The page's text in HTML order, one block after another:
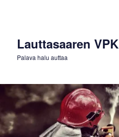
Lauttasaaren VPK
Palava halu auttaa